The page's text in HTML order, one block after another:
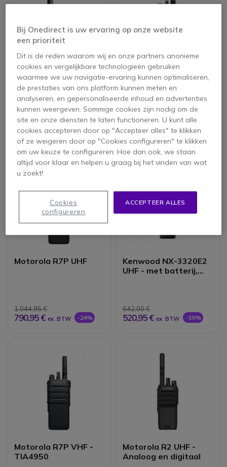
Entel DX446L
waterdichte
portofoon met display
299,95 €
Motorola R7A UHF -
TIA4950
gecertificeerd
834,95 €
735,95 € ex. BTW -12%
Motorola R7P UHF
1.044,95 €
790,95 € ex. BTW -24%
Kenwood NX-3320E2
UHF - met batterij,
642,00 €
520,95 € ex. BTW -19%
Motorola R7P VHF -
TIA4950
Motorola R2 UHF -
Analoog en digitaal
Bij Onedirect is uw ervaring op onze website
een prioriteit
Dit is de reden waarom wij en onze partners anonieme
cookies en vergelijkbare technologieën gebruiken
waarmee we uw navigatie-ervaring kunnen optimaliseren,
de prestaties van ons platform kunnen meten en
analyseren, en gepersonaliseerde inhoud en advertenties
kunnen weergeven. Sommige cookies zijn nodig om de
site en onze diensten te laten functioneren. U kunt alle
cookies accepteren door op "Accepteer alles" te klikken
of ze weigeren door op "Cookies configureren" te klikken
om uw keuze te configureren. Hoe dan ook, we staan
altijd voor klaar en helpen u graag bij het vinden van wat
u zoekt!
ACCEPTEER ALLES
Cookies
configureren